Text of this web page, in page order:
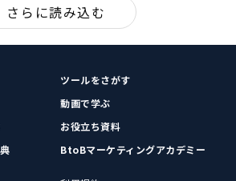
さらに読み込む
ツールをさがす
動画で学ぶ
お役立ち資料
BtoBマーケティングアカデミー